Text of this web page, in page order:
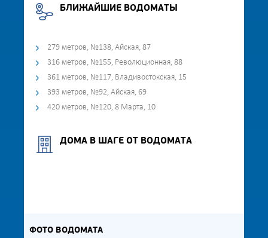
БЛИЖАЙШИЕ ВОДОМАТЫ
279 метров, №138, Айская, 87
316 метров, №155, Революционная, 88
361 метров, №117, Владивостокская, 15
393 метров, №92, Айская, 69
420 метров, №120, 8 Марта, 10
ДОМА В ШАГЕ ОТ ВОДОМАТА
ФОТО ВОДОМАТА